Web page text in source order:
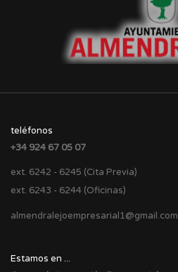
teléfonos
+34 924 67 05 07
ext. 6242 - 6245 (Cita Previa)
ext. 6243 - 6244 (Oficinas)
almendralejoempresarial1@gmail.com
Estamos en ...